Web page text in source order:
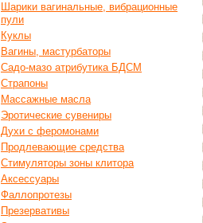
Шарики вагинальные, вибрационные
пули
Куклы
Вагины, мастурбаторы
Садо-мазо атрибутика БДСМ
Страпоны
Массажные масла
Эротические сувениры
Духи с феромонами
Продлевающие средства
Стимуляторы зоны клитора
Аксессуары
Фаллопротезы
Презервативы